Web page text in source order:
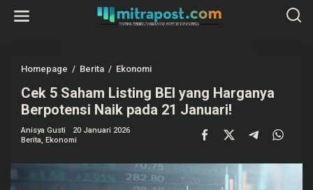
Homepage / Berita / Ekonomi
k
5
S
L
i
s
Cek 5 Saham Listing BEI yang Harganya
Berpotensi Naik pada 21 Januari!
Anisya Gusti
20 Januari 2026
Berita, Ekonomi